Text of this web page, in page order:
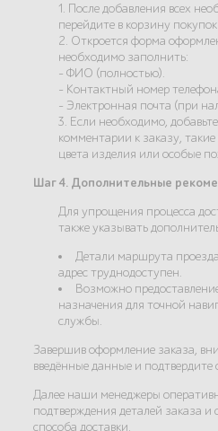
1. После добавления всех
перейдите в корзину
2. Откроется форма
необходимо заполнить:
- ФИО (полностью).
- Контактный номер
- Электронная почта (при
3. Если необходимо,
комментарии к заказу,
цвета изделия или особые
Шаг 4. Дополнительные
Для упрощения процесса
также указывать
Детали маршрута
адрес труднодоступен.
Возможно
назначения для точной
службы.
Завершив оформление заказа,
введённые данные и
Далее наши менеджеры
подтверждения деталей заказа и
способа доставки.